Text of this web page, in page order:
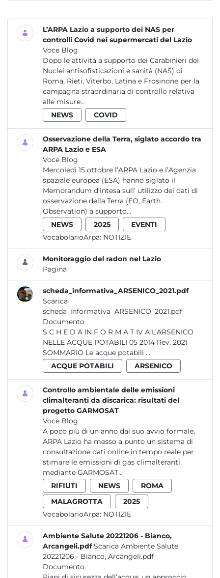
L’ARPA Lazio a supporto dei NAS per
controlli Covid nei supermercati del Lazio
Voce Blog
Dopo le attività a supporto dei Carabinieri dei
Nuclei antisofisticazioni e sanità (NAS) di
Roma, Rieti, Viterbo, Latina e Frosinone per la
campagna straordinaria di controllo relativa
alle misure...
NEWS
COVID
Osservazione della Terra, siglato accordo tra
ARPA Lazio e ESA
Voce Blog
Mercoledì 15 ottobre l’ARPA Lazio e l’Agenzia
spaziale europea (ESA) hanno siglato il
Memorandum d’intesa sull’ utilizzo dei dati di
osservazione della Terra (EO, Earth
Observation) a supporto...
NEWS
2025
EVENTI
VocabolarioArpa: NOTIZIE
Monitoraggio del radon nel Lazio
Pagina
scheda_informativa_ARSENICO_2021.pdf
Scarica
scheda_informativa_ARSENICO_2021.pdf
Documento
S C H E D A IN F O R M A T IV A L’ARSENICO
NELLE ACQUE POTABILI 05 2014 Rev. 2021
SOMMARIO Le acque potabili ...
ACQUE POTABILI
ARSENICO
Controllo ambientale delle emissioni
climalteranti da discarica: risultati del
progetto GARMOSAT
Voce Blog
A poco più di un anno dal suo avvio formale,
ARPA Lazio ha messo a punto un sistema di
consultazione dati online in tempo reale per
stimare le emissioni di gas climalteranti,
mediante GARMOSAT...
RIFIUTI
NEWS
ROMA
MALAGROTTA
2025
VocabolarioArpa: NOTIZIE
Ambiente Salute 20221206 - Bianco,
Arcangeli.pdf Scarica Ambiente Salute
20221206 - Bianco, Arcangeli.pdf
Documento